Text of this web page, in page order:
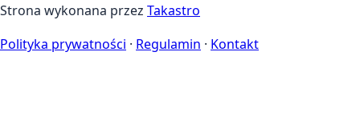
Strona wykonana przez Takastro
Polityka prywatności · Regulamin · Kontakt